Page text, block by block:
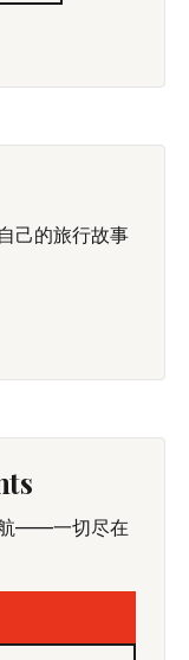
己的旅行故事
航——一切尽在